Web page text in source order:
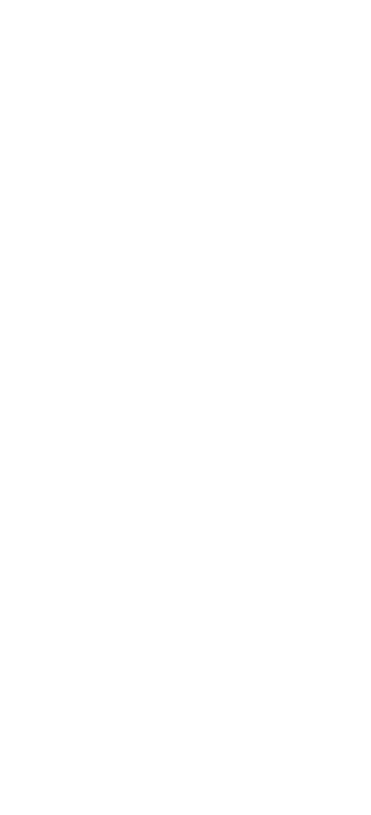
che modificano il modo in cui il sito appare o si comporta, ad
interagiscono con i siti raccogliendo e riportando informazioni in
i siti web. L'obiettivo è quello di mostrare annunci pertinenti e
gli inserzionisti di terze parti.